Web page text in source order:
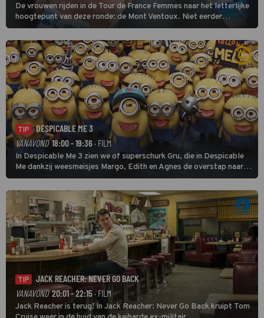
De vrouwen rijden in de Tour de France Femmes naar het letterlijke
hoogtepunt van deze ronde: de Mont Ventoux. Niet eerder
finishten de vrouwen voor deze koers op deze kale col uit de
buitencategorie. De aanloop naar de slotklim is vlak.
TIP
DESPICABLE ME 3
VANAVOND 18:00 - 19:36· FILM
In Despicable Me 3 zien we of superschurk Gru, die in Despicable
Me dankzij weesmeisjes Margo, Edith en Agnes de overstap naar
het rechte pad maakte, ook op dat pad weet te blijven.
TIP
JACK REACHER: NEVER GO BACK
VANAVOND 20:01 - 22:15· FILM
Jack Reacher is terug! In Jack Reacher: Never Go Back kruipt Tom